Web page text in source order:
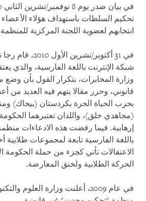
في بيان صدر يوم 8
تحكيم السلطات باستهداف هؤلاء الأعضاء
انتخابهم لعضوية اللجنة المركزية
في 31 أكتوبر/تشرين
شبكة الإنترنت باللغة الفارسية، والذي
وزارة المخابرات، بتكرار القول بأن وضع
قانوني، وحرر مقالا يتهم فيه العديد من
بحزب الحياة الحرة بكردستان (بيجاك)
(مجاهدي خلق)، واللذان تعتبرهما
إرهابية. فيما رفضت هذه الادعاءات
باللغة الفارسية تابعة لمجموعات
الاعتقالات تأتي كجزء من حملة الحكومة
الحركة الطلابية ولخنق المعارضة.
في عام 2009، أعلنت وزارة العلوم